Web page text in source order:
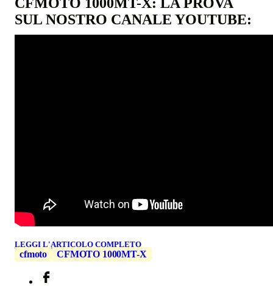
SUL NOSTRO CANALE YOUTUBE:
LEGGI L'ARTICOLO COMPLETO
cfmoto CFMOTO 1000MT-X